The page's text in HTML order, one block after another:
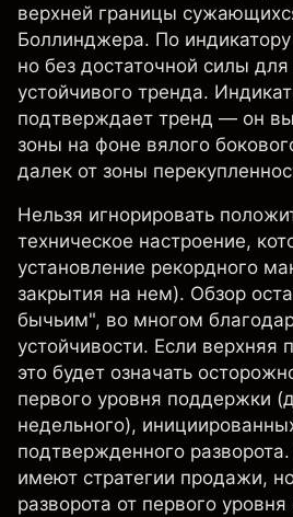
верхней границы
Боллинджера. По
но без достаточной силы
устойчивого тренда.
подтверждает тренд — он
зоны на фоне вялого
далек от зоны
Нельзя игнорировать
техническое настроение,
установление рекордного
закрытия на нем). Обзор
бычьим", во многом
устойчивости. Если верхняя
это будет означать
первого уровня поддержки
недельного),
подтвержденного
имеют стратегии продажи,
разворота от первого